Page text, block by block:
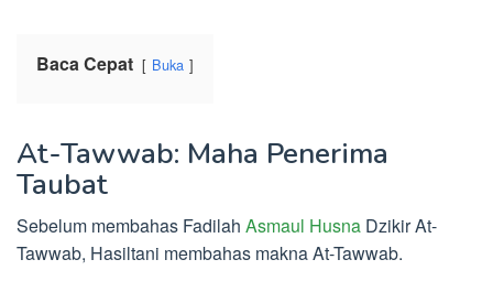
Baca Cepat Buka
At-Tawwab: Maha Penerima
Taubat
Sebelum membahas Fadilah Asmaul Husna Dzikir At-
Tawwab, Hasiltani membahas makna At-Tawwab.